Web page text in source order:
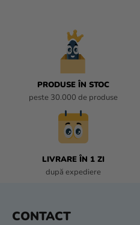
PRODUSE ÎN STOC
peste 30.000 de produse
LIVRARE ÎN 1 ZI
după expediere
CONTACT